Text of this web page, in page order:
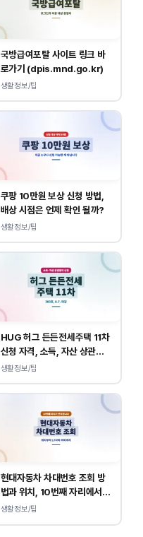
국방급여포탈 사이트 링크 바
로가기 (dpis.mnd.go.kr)
생활정보/팁
쿠팡 10만원 보상 신청 방법,
배상 시점은 언제 확인 될까?
생활정보/팁
HUG 허그 든든전세주택 11차
신청 자격, 소득, 자산 상관없
이 가능합니다.
생활정보/팁
현대자동차 차대번호 조회 방
법과 위치, 10번째 자리에서
연식 확인!
생활정보/팁